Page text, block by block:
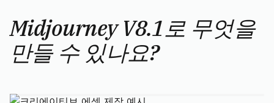
Midjourney V8.1로 무엇을
만들 수 있나요?